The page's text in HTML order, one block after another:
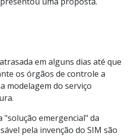
em alguns dias até que
os órgãos de controle a
modelagem do serviço
"solução emergencial" da
pela invenção do SIM são